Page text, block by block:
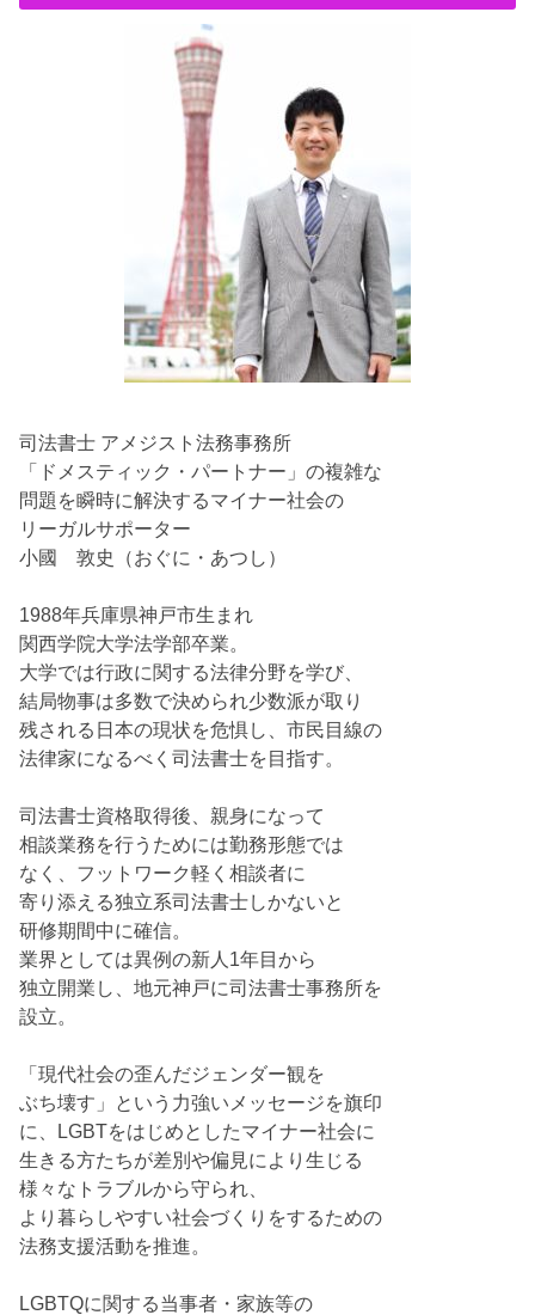
司法書士 アメジスト法務事務所
「ドメスティック・パートナー」の複雑な
問題を瞬時に解決するマイナー社会の
リーガルサポーター
小國 敦史（おぐに・あつし）
1988年兵庫県神戸市生まれ
関西学院大学法学部卒業。
大学では行政に関する法律分野を学び、
結局物事は多数で決められ少数派が取り
残される日本の現状を危惧し、市民目線の
法律家になるべく司法書士を目指す。
司法書士資格取得後、親身になって
相談業務を行うためには勤務形態では
なく、フットワーク軽く相談者に
寄り添える独立系司法書士しかないと
研修期間中に確信。
業界としては異例の新人1年目から
独立開業し、地元神戸に司法書士事務所を
設立。
「現代社会の歪んだジェンダー観を
ぶち壊す」という力強いメッセージを旗印
に、LGBTをはじめとしたマイナー社会に
生きる方たちが差別や偏見により生じる
様々なトラブルから守られ、
より暮らしやすい社会づくりをするための
法務支援活動を推進。
LGBTQに関する当事者・家族等の